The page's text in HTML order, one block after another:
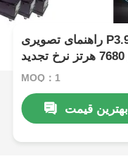
راهنمای تصویری P3.91 در فضای باز LED نمایش اجاره
MOQ：1
بهترین قیمت